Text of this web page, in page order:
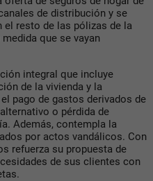
de distribución y se
el resto de las pólizas de la
que se vayan
integral que incluye
de la vivienda y la
pago de gastos derivados de
o pérdida de
Además, contempla la
por actos vandálicos. Con
refuerza su propuesta de
de sus clientes con